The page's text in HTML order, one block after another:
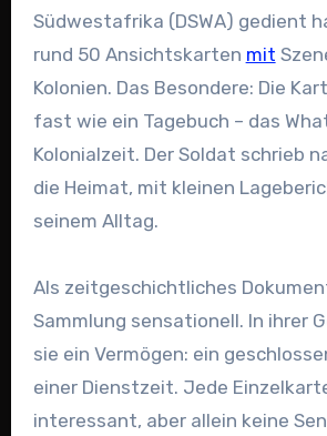
Südwestafrika (DSWA) gedient
rund 50 Ansichtskarten mit
Kolonien. Das Besondere: Die
fast wie ein Tagebuch – das
Kolonialzeit. Der Soldat schrieb
die Heimat, mit kleinen
seinem Alltag.
Als zeitgeschichtliches
Sammlung sensationell. In ihrer
sie ein Vermögen: ein
einer Dienstzeit. Jede
interessant, aber allein keine